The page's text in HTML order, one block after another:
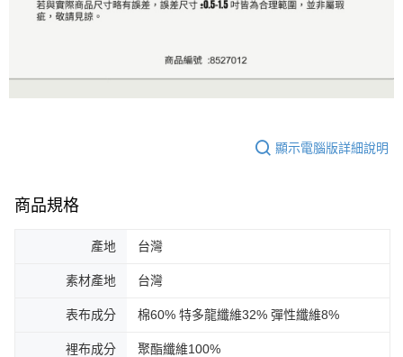
顯示電腦版詳細說明
商品規格
產地 台灣
素材產地 台灣
表布成分 棉60% 特多龍纖維32% 彈性纖維8%
裡布成分 聚酯纖維100%